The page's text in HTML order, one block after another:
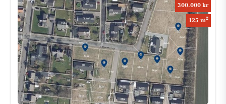
300.000 kr
125 m2